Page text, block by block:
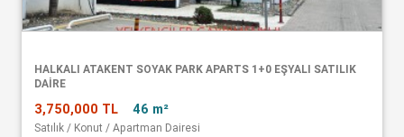
HALKALI ATAKENT SOYAK PARK APARTS 1+0 EŞYALI SATILIK
DAİRE
3,750,000 TL 46 m²
Satılık / Konut / Apartman Dairesi